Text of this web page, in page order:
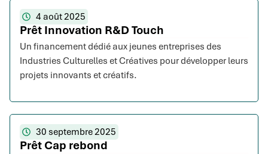
4 août 2025
Prêt Innovation R&D Touch
Un financement dédié aux jeunes entreprises des
Industries Culturelles et Créatives pour développer leurs
projets innovants et créatifs.
30 septembre 2025
Prêt Cap rebond